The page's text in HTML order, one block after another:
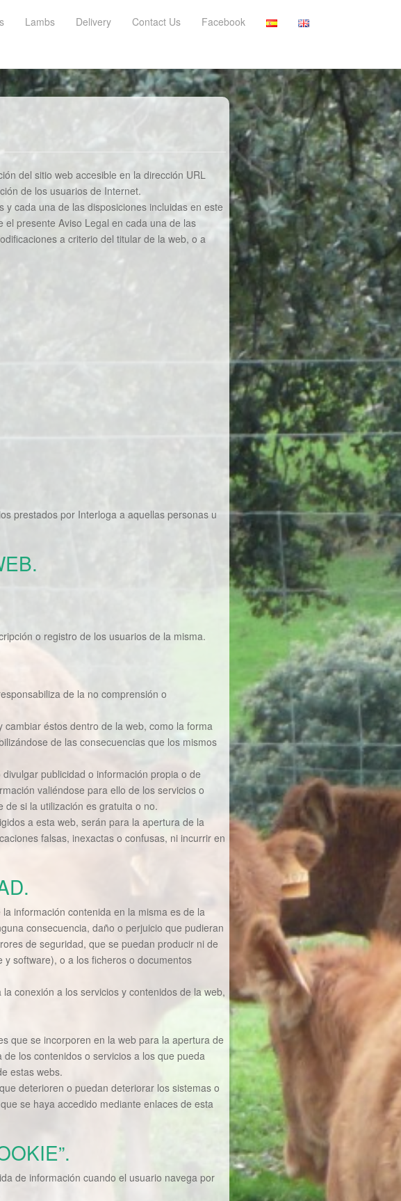
Lambs Delivery Contact Us Facebook
del sitio web accesible en la dirección URL
de los usuarios de Internet.
cada una de las disposiciones incluidas en este
presente Aviso Legal en cada una de las
a criterio del titular de la web, o a
prestados por Interloga a aquellas personas u
o registro de los usuarios de la misma.
de la no comprensión o
éstos dentro de la web, como la forma
de las consecuencias que los mismos
publicidad o información propia o de
valiéndose para ello de los servicios o
si la utilización es gratuita o no.
a esta web, serán para la apertura de la
falsas, inexactas o confusas, ni incurrir en
información contenida en la misma es de la
consecuencia, daño o perjuicio que pudieran
de seguridad, que se puedan producir ni de
software), o a los ficheros o documentos
conexión a los servicios y contenidos de la web,
que se incorporen en la web para la apertura de
los contenidos o servicios a los que pueda
estas webs.
deterioren o puedan deteriorar los sistemas o
se haya accedido mediante enlaces de esta
de información cuando el usuario navega por